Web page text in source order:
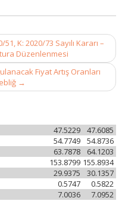
K: 2020/73 Sayılı Kararı –
Düzenlenmesi
Fiyat Artış Oranları
→
47.6085
47.5229
54.8736
54.7749
64.1203
63.7878
155.8934
153.8799
30.1357
29.9375
0.5822
0.5747
7.0952
7.0036